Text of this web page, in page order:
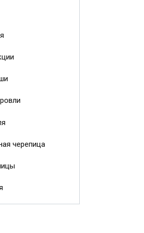
черепица